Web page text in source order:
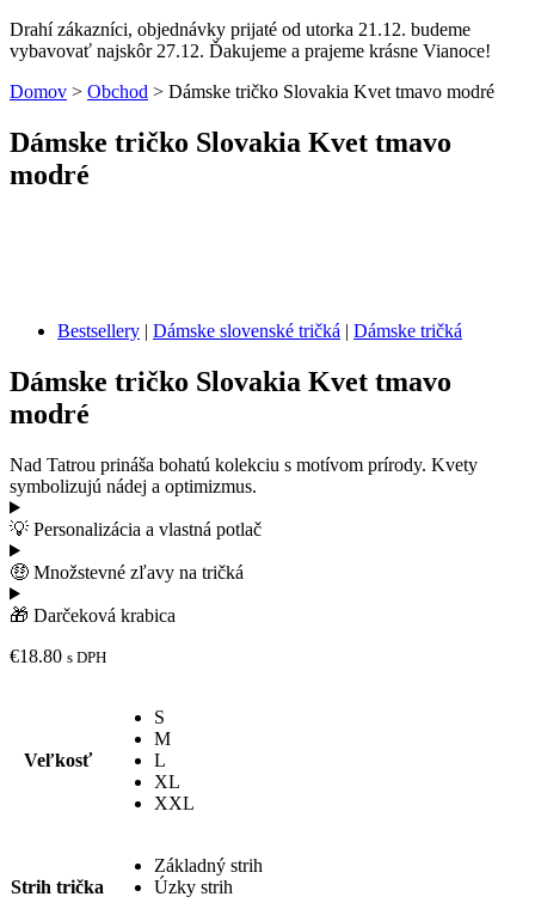
Drahí zákazníci, objednávky prijaté od utorka 21.12. budeme
vybavovať najskôr 27.12. Ďakujeme a prajeme krásne Vianoce!
Domov > Obchod > Dámske tričko Slovakia Kvet tmavo modré
Dámske tričko Slovakia Kvet tmavo
modré
Bestsellery | Dámske slovenské tričká | Dámske tričká
Dámske tričko Slovakia Kvet tmavo
modré
Nad Tatrou prináša bohatú kolekciu s motívom prírody. Kvety
symbolizujú nádej a optimizmus.
💡 Personalizácia a vlastná potlač
🤑 Množstevné zľavy na tričká
🎁 Darčeková krabica
€18.80 s DPH
Veľkosť
S
M
L
XL
XXL
Strih trička
Základný strih
Úzky strih